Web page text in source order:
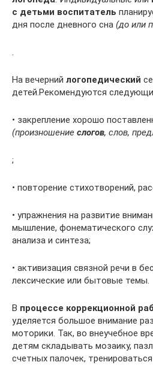
с детьми воспитатель
дня после дневного сна (до или
.
На вечерний логопедический
детей.Рекомендуются
• закрепление хорошо
(произношение слогов, слов,
;
• повторение стихотворений,
• упражнения на развитие
мышление, фонематического
анализа и синтеза;
• активизация связной речи в
лексические или бытовые темы.
В процессе коррекционной
уделяется большое внимание
моторики. Так, во внеучебное
детям складывать мозаику,
счетных палочек,